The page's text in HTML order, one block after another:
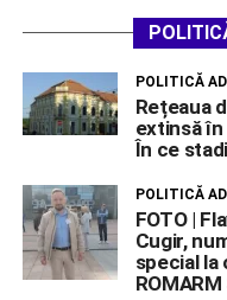
POLITICĂ
Rețeaua
extinsă în
În ce
POLITICĂ
FOTO |
Cugir,
special la
ROMARM